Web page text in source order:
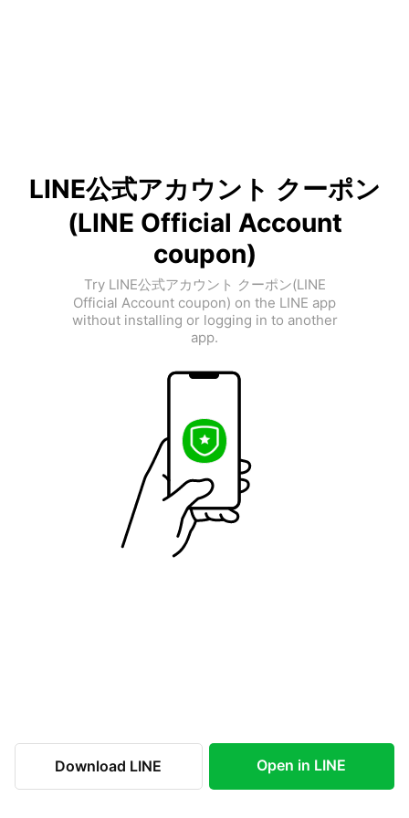
LINE公式アカウント クーポン
(LINE Official Account
coupon)
Try LINE公式アカウント クーポン(LINE
Official Account coupon) on the LINE app
without installing or logging in to another
app.
Download LINE Open in LINE